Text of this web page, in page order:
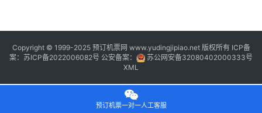
Copyright © 1999-2025 预订机票网 www.yudingjipiao.net 版权所有 ICP备
案： 苏ICP备2022006082号 公安备案：
苏公网安备32080402000333号
XML
预订机票一对一人工客服